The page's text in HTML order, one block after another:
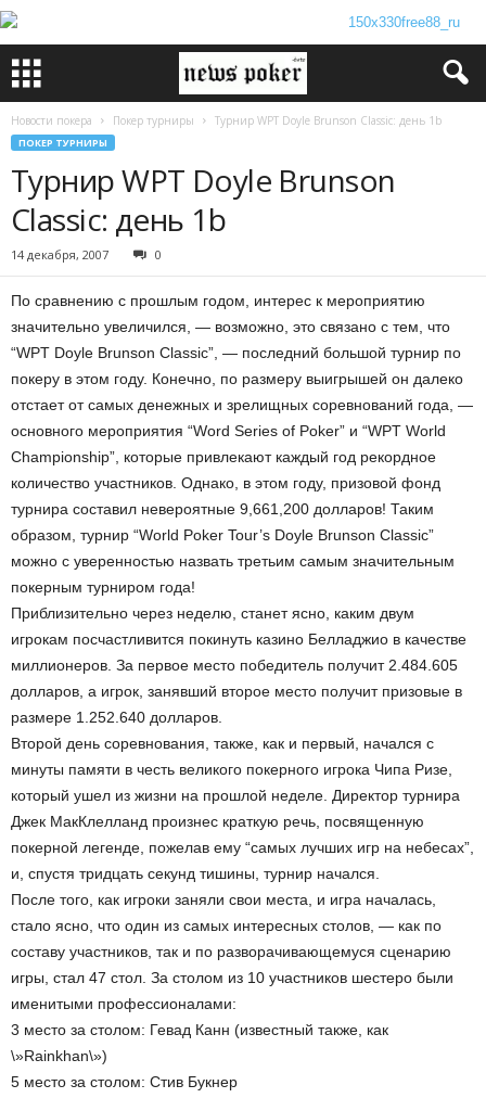
Новости покера Покер турниры Турнир WPT Doyle Brunson Classic: день 1b
ПОКЕР ТУРНИРЫ
Турнир WPT Doyle Brunson
Classic: день 1b
14 декабря, 2007 0
По сравнению с прошлым годом, интерес к мероприятию
значительно увеличился, — возможно, это связано с тем, что
“WPT Doyle Brunson Classic”, — последний большой турнир по
покеру в этом году. Конечно, по размеру выигрышей он далеко
отстает от самых денежных и зрелищных соревнований года, —
основного мероприятия “Word Series of Poker” и “WPT World
Championship”, которые привлекают каждый год рекордное
количество участников. Однако, в этом году, призовой фонд
турнира составил невероятные 9,661,200 долларов! Таким
образом, турнир “World Poker Tour’s Doyle Brunson Classic”
можно с уверенностью назвать третьим самым значительным
покерным турниром года!
Приблизительно через неделю, станет ясно, каким двум
игрокам посчастливится покинуть казино Белладжио в качестве
миллионеров. За первое место победитель получит 2.484.605
долларов, а игрок, занявший второе место получит призовые в
размере 1.252.640 долларов.
Второй день соревнования, также, как и первый, начался с
минуты памяти в честь великого покерного игрока Чипа Ризе,
который ушел из жизни на прошлой неделе. Директор турнира
Джек МакКлелланд произнес краткую речь, посвященную
покерной легенде, пожелав ему “самых лучших игр на небесах”,
и, спустя тридцать секунд тишины, турнир начался.
После того, как игроки заняли свои места, и игра началась,
стало ясно, что один из самых интересных столов, — как по
составу участников, так и по разворачивающемуся сценарию
игры, стал 47 стол. За столом из 10 участников шестеро были
именитыми профессионалами:
3 место за столом: Гевад Канн (известный также, как
\»Rainkhan\»)
5 место за столом: Стив Букнер